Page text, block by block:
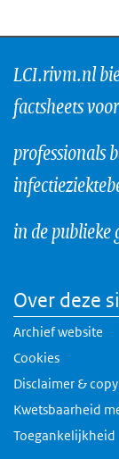
LCI.rivm.nl
factsheets voor
professionals
in de publieke
Over deze
Archief website
Cookies
Disclaimer &
Kwetsbaarheid
Toegankelijkheid